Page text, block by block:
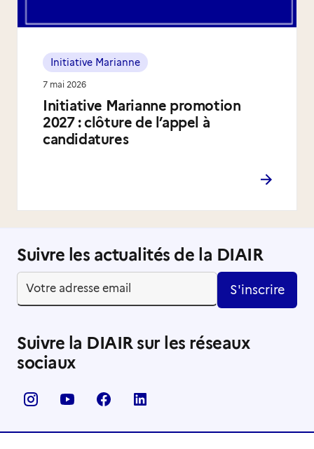
Initiative Marianne promotion
2027 : clôture de l’appel à
candidatures
Initiative Marianne
7 mai 2026
Suivre les actualités de la DIAIR
S'inscrire
Suivre la DIAIR sur les réseaux
sociaux